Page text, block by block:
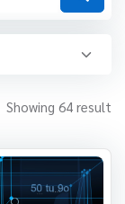
Showing 64 result